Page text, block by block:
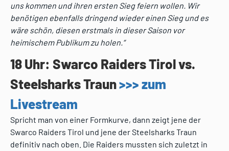
uns kommen und ihren ersten Sieg feiern wollen. Wir
benötigen ebenfalls dringend wieder einen Sieg und es
wäre schön, diesen erstmals in dieser Saison vor
heimischem Publikum zu holen.“
18 Uhr: Swarco Raiders Tirol vs.
Steelsharks Traun>>> zum
Livestream
Spricht man von einer Formkurve, dann zeigt jene der
Swarco Raiders Tirol und jene der Steelsharks Traun
definitiv nach oben. Die Raiders mussten sich zuletzt in